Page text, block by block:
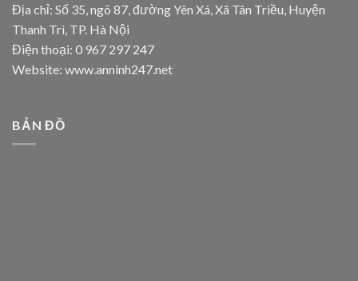
Địa chỉ: Số 35, ngõ 87, đường Yên Xá, Xã Tân Triều, Huyện
Thanh Trì, TP. Hà Nội
Điện thoại: 0 967 297 247
Website: www.anninh247.net
BẢN ĐỒ